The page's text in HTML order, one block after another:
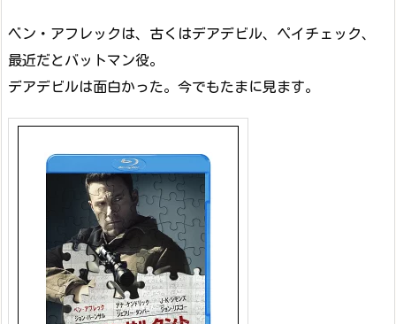
ベン・アフレックは、古くはデアデビル、ペイチェック、
最近だとバットマン役。
デアデビルは面白かった。今でもたまに見ます。